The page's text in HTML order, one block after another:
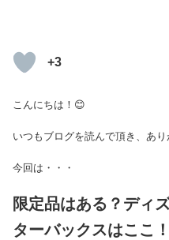
+3
こんにちは！😊
いつもブログを読んで頂き、あり
今回は・・・
限定品はある？ディ
ターバックスはここ！